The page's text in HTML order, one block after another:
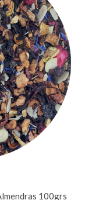
100grs